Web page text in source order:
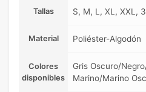
Tallas S, M, L, XL, XXL,
Material Poliéster-Algodón
Colores
disponibles
Gris Oscuro/
Marino/Marino